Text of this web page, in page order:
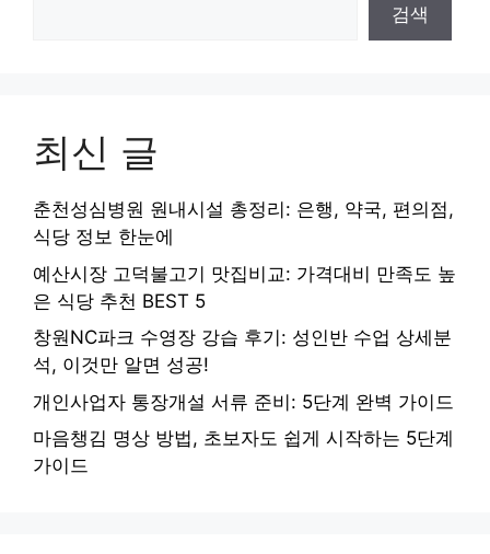
검색
최신 글
춘천성심병원 원내시설 총정리: 은행, 약국, 편의점,
식당 정보 한눈에
예산시장 고덕불고기 맛집비교: 가격대비 만족도 높
은 식당 추천 BEST 5
창원NC파크 수영장 강습 후기: 성인반 수업 상세분
석, 이것만 알면 성공!
개인사업자 통장개설 서류 준비: 5단계 완벽 가이드
마음챙김 명상 방법, 초보자도 쉽게 시작하는 5단계
가이드